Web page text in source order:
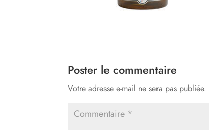
Poster le commentaire
Votre adresse e-mail ne sera pas publiée.